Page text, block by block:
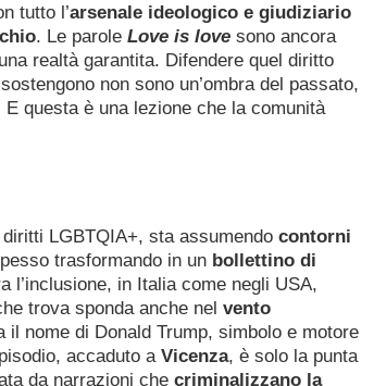
tutto l’arsenale ideologico e giudiziario
. Le parole Love is love sono ancora
realtà garantita. Difendere quel diritto
non sono un’ombra del passato,
questa è una lezione che la comunità
diritti LGBTQIA+, sta assumendo contorni
trasformando in un bollettino di
l’inclusione, in Italia come negli USA,
trova sponda anche nel vento
il nome di Donald Trump, simbolo e motore
accaduto a Vicenza, è solo la punta
da narrazioni che criminalizzano la